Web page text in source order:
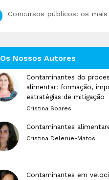
Concursos públicos: os
Os Nossos Autores
Contaminantes do
alimentar: formação,
estratégias de mitigação
Cristina Soares
Contaminantes
Cristina Delerue-Matos
Contaminantes em